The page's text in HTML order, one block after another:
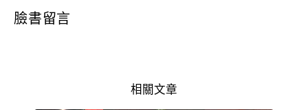
臉書留言
相關文章